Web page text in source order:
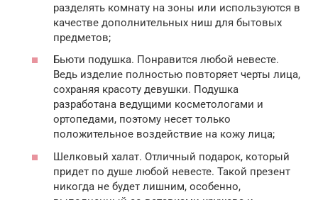
разделять комнату на зоны или используются в
качестве дополнительных ниш для бытовых
предметов;
Бьюти подушка. Понравится любой невесте.
Ведь изделие полностью повторяет черты лица,
сохраняя красоту девушки. Подушка
разработана ведущими косметологами и
ортопедами, поэтому несет только
положительное воздействие на кожу лица;
Шелковый халат. Отличный подарок, который
придет по душе любой невесте. Такой презент
никогда не будет лишним, особенно,